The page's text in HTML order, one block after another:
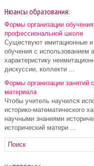
Нюансы образования:
Формы организации
профессиональной школе
Существуют имитационные
обучения с использованием
характеристику
дискуссии, коллекти ...
Формы организации занятий
материала
Чтобы учитель научился
историко-математического
научными знаниями
исторический матери ...